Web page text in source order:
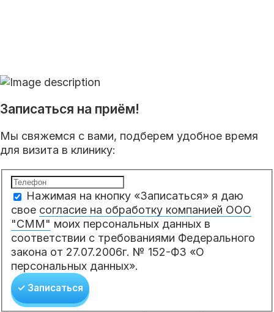
Записаться на приём!
Мы свяжемся с вами, подберем удобное время
для визита в клинику:
Нажимая на кнопку «Записаться» я даю
свое согласие на обработку компанией ООО
"СММ" моих персональных данных в
соответствии с требованиями Федерального
закона от 27.07.2006г. № 152-ФЗ «О
персональных данных».
✓ Записаться